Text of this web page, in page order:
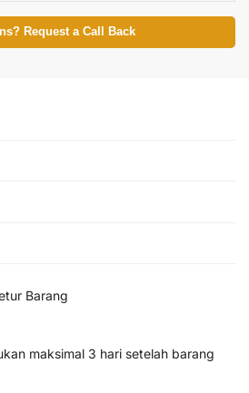
Request a Call Back
Barang
maksimal 3 hari setelah barang